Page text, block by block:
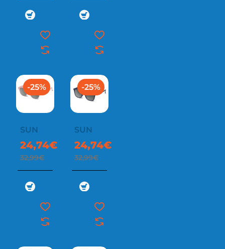
-25%
SUN
24,74€
32,99€
-25%
SUN
24,74€
32,99€